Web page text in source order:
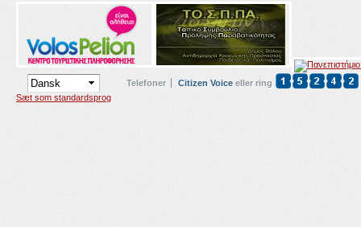
Sæt som standardsprog
Telefoner Citizen Voice eller ring